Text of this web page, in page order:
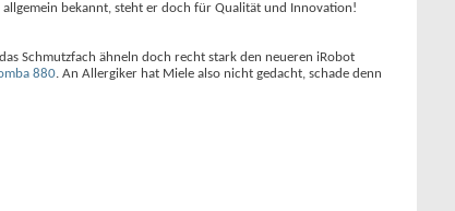
bekannt, steht er doch für Qualität und Innovation!
Schmutzfach ähneln doch recht stark den neueren iRobot
880. An Allergiker hat Miele also nicht gedacht, schade denn